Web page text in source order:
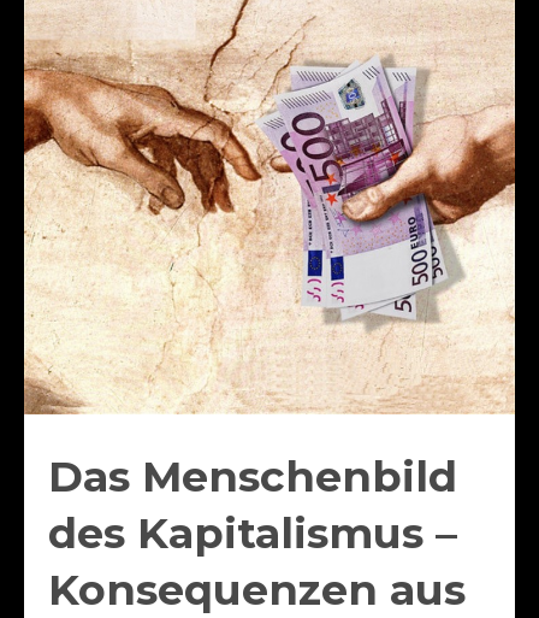
Das Menschenbild
des Kapitalismus –
Konsequenzen aus